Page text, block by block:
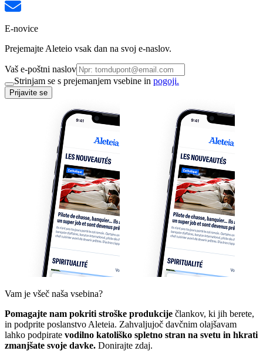
E-novice
Prejemajte Aleteio vsak dan na svoj e-naslov.
Vaš e-poštni naslov
Strinjam se s prejemanjem vsebine in pogoji.
Prijavite se
Vam je všeč naša vsebina?
Pomagajte nam pokriti stroške produkcije člankov, ki jih berete,
in podprite poslanstvo Aleteia. Zahvaljujoč davčnim olajšavam
lahko podpirate vodilno katoliško spletno stran na svetu in hkrati
zmanjšate svoje davke. Donirajte zdaj.